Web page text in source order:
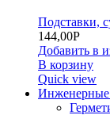
Подставки,
144,00Р
Добавить в
В корзину
Quick view
Инженерные